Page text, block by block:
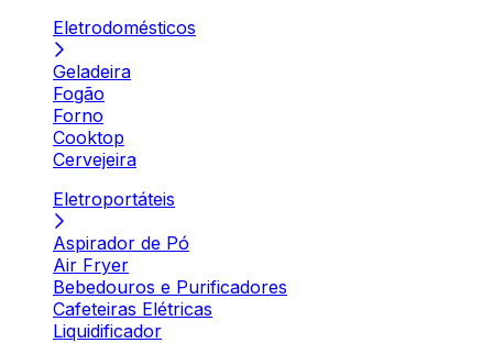
Eletrodomésticos
Geladeira
Fogão
Forno
Cooktop
Cervejeira
Eletroportáteis
Aspirador de Pó
Air Fryer
Bebedouros e Purificadores
Cafeteiras Elétricas
Liquidificador